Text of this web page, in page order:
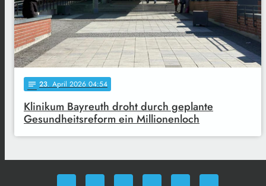
notes 23. April 2026 04:54
Klinikum Bayreuth droht durch geplante
Gesundheitsreform ein Millionenloch